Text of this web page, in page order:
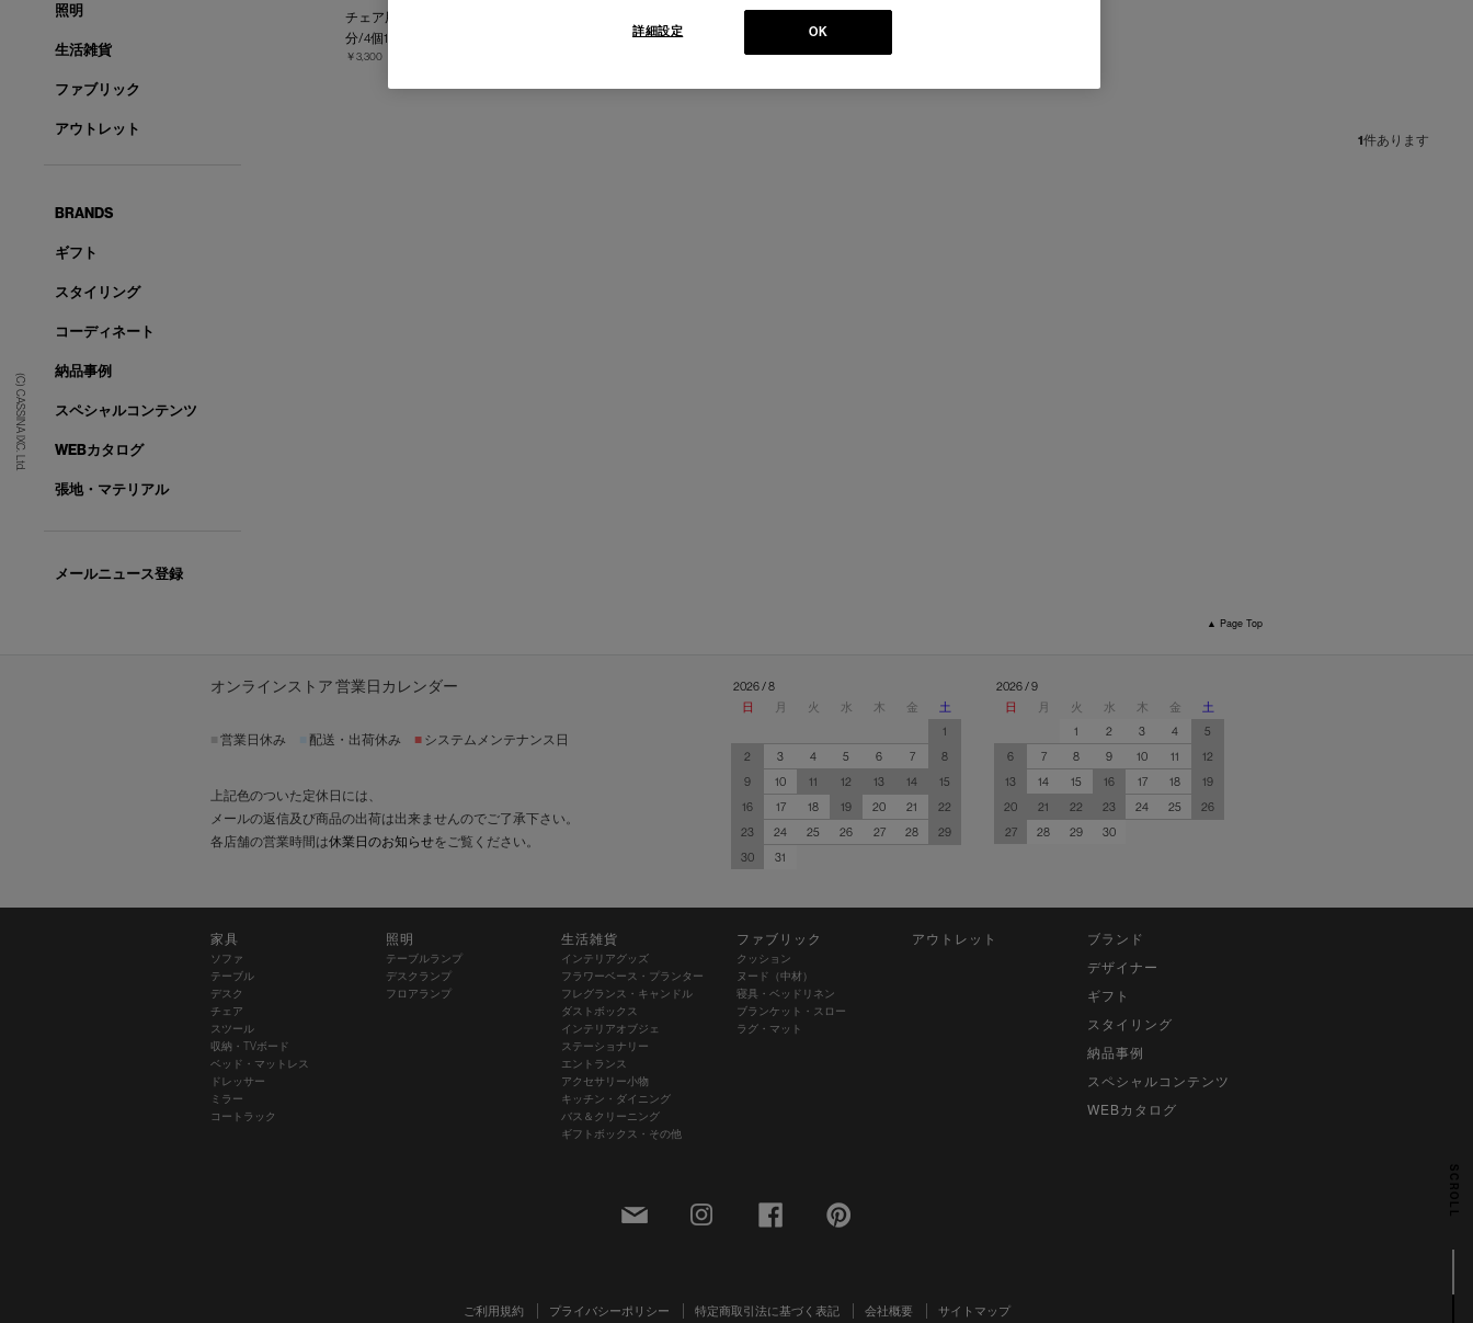
(C) CASSINA IXC. Ltd.
SCROLL
チェア用グライド【フェルト付】（1脚
分/4個1セット）
￥3,300
1件あります
照明
生活雑貨
ファブリック
アウトレット
BRANDS
ギフト
スタイリング
コーディネート
納品事例
スペシャルコンテンツ
WEBカタログ
張地・マテリアル
メールニュース登録
▲ Page Top
オンラインストア 営業日カレンダー
営業日休み 配送・出荷休み ■ システムメンテナンス日
上記色のついた定休日には、
メールの返信及び商品の出荷は出来ませんのでご了承下さい。
各店舗の営業時間は休業日のお知らせをご覧ください。
2026 / 8
日
月 火 水 木 金
土
1
2
3 4 5 6 7
8
9
10 11 12 13 14
15
16
17 18 19 20 21
22
23
24 25 26 27 28
29
30
31
2026 / 9
日
月 火 水 木 金
土
1
2 3 4
5
6
7 8 9 10 11
12
13
14 15 16 17 18
19
20
21 22 23 24 25
26
27
28 29 30
家具
ソファ
テーブル
デスク
チェア
スツール
収納・TVボード
ベッド・マットレス
ドレッサー
ミラー
コートラック
照明
テーブルランプ
デスクランプ
フロアランプ
生活雑貨
インテリアグッズ
フラワーベース・プランター
フレグランス・キャンドル
ダストボックス
インテリアオブジェ
ステーショナリー
エントランス
アクセサリー小物
キッチン・ダイニング
バス＆クリーニング
ギフトボックス・その他
ファブリック
クッション
ヌード（中材）
寝具・ベッドリネン
ブランケット・スロー
ラグ・マット
アウトレット
ブランド
デザイナー
ギフト
スタイリング
納品事例
スペシャルコンテンツ
WEBカタログ
ご利用規約 プライバシーポリシー 特定商取引法に基づく表記 会社概要 サイトマップ
OK
詳細設定